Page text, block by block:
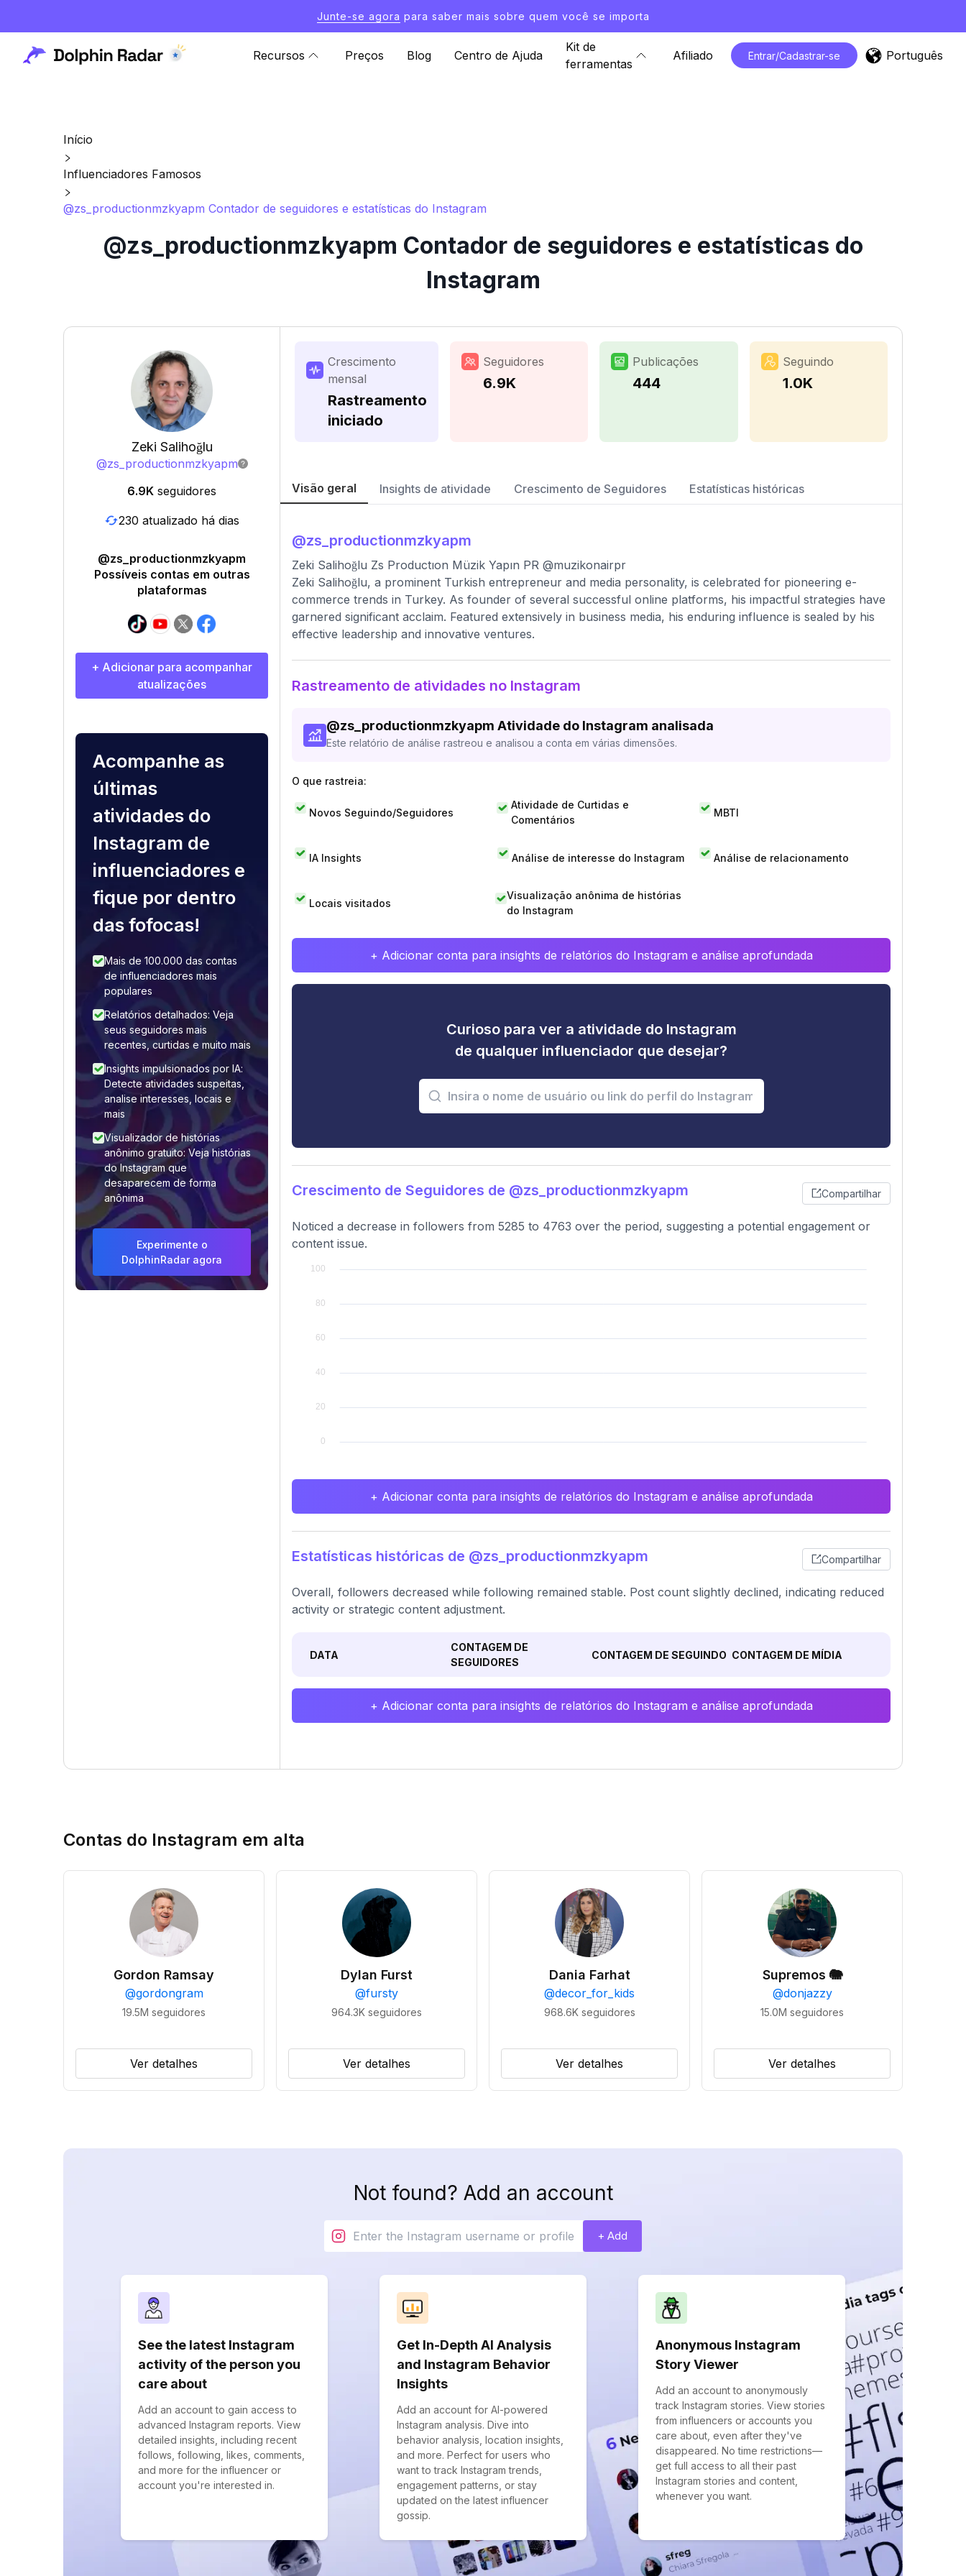
Junte-se agora para saber mais sobre quem você se importa
Recursos Preços Blog Centro de Ajuda
Kit de
ferramentas
Afiliado Entrar/Cadastrar-se Português
Início
Influenciadores Famosos
@zs_productionmzkyapm Contador de seguidores e estatísticas do Instagram
@zs_productionmzkyapm Contador de seguidores e estatísticas do
Instagram
Zeki Salihoğlu
@zs_productionmzkyapm
6.9K seguidores
230 atualizado há dias
@zs_productionmzkyapm
Possíveis contas em outras
plataformas
+ Adicionar para acompanhar
atualizações
Acompanhe as
últimas
atividades do
Instagram de
influenciadores e
fique por dentro
das fofocas!
Mais de 100.000 das contas
de influenciadores mais
populares
Relatórios detalhados: Veja
seus seguidores mais
recentes, curtidas e muito mais
Insights impulsionados por IA:
Detecte atividades suspeitas,
analise interesses, locais e
mais
Visualizador de histórias
anônimo gratuito: Veja histórias
do Instagram que
desaparecem de forma
anônima
Experimente o
DolphinRadar agora
Crescimento
mensal
Rastreamento
iniciado
Seguidores
6.9K
Publicações
444
Seguindo
1.0K
Visão geral Insights de atividade Crescimento de Seguidores Estatísticas históricas
@zs_productionmzkyapm
Zeki Salihoğlu Zs Productıon Müzik Yapın PR @muzikonairpr
Zeki Salihoğlu, a prominent Turkish entrepreneur and media personality, is celebrated for pioneering e-
commerce trends in Turkey. As founder of several successful online platforms, his impactful strategies have
garnered significant acclaim. Featured extensively in business media, his enduring influence is sealed by his
effective leadership and innovative ventures.
Rastreamento de atividades no Instagram
@zs_productionmzkyapm Atividade do Instagram analisada
Este relatório de análise rastreou e analisou a conta em várias dimensões.
O que rastreia:
Novos Seguindo/Seguidores
Atividade de Curtidas e
Comentários
MBTI
IA Insights Análise de interesse do Instagram Análise de relacionamento
Locais visitados
Visualização anônima de histórias
do Instagram
+ Adicionar conta para insights de relatórios do Instagram e análise aprofundada
Curioso para ver a atividade do Instagram
de qualquer influenciador que desejar?
Crescimento de Seguidores de @zs_productionmzkyapm Compartilhar
Noticed a decrease in followers from 5285 to 4763 over the period, suggesting a potential engagement or
content issue.
+ Adicionar conta para insights de relatórios do Instagram e análise aprofundada
Estatísticas históricas de @zs_productionmzkyapm Compartilhar
Overall, followers decreased while following remained stable. Post count slightly declined, indicating reduced
activity or strategic content adjustment.
DATA
CONTAGEM DE
SEGUIDORES
CONTAGEM DE SEGUINDO CONTAGEM DE MÍDIA
+ Adicionar conta para insights de relatórios do Instagram e análise aprofundada
Contas do Instagram em alta
Gordon Ramsay
@gordongram
19.5M seguidores
Ver detalhes
Dylan Furst
@fursty
964.3K seguidores
Ver detalhes
Dania Farhat
@decor_for_kids
968.6K seguidores
Ver detalhes
Supremos 🐘
@donjazzy
15.0M seguidores
Ver detalhes
Not found? Add an account
+ Add
See the latest Instagram
activity of the person you
care about
Add an account to gain access to
advanced Instagram reports. View
detailed insights, including recent
follows, following, likes, comments,
and more for the influencer or
account you're interested in.
Get In-Depth AI Analysis
and Instagram Behavior
Insights
Add an account for AI-powered
Instagram analysis. Dive into
behavior analysis, location insights,
and more. Perfect for users who
want to track Instagram trends,
engagement patterns, or stay
updated on the latest influencer
gossip.
Anonymous Instagram
Story Viewer
Add an account to anonymously
track Instagram stories. View stories
from influencers or accounts you
care about, even after they've
disappeared. No time restrictions—
get full access to all their past
Instagram stories and content,
whenever you want.